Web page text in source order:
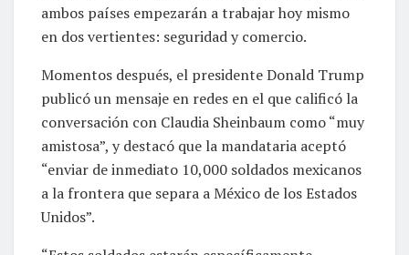
ambos países empezarán a trabajar hoy mismo
en dos vertientes: seguridad y comercio.
Momentos después, el presidente Donald Trump
publicó un mensaje en redes en el que calificó la
conversación con Claudia Sheinbaum como “muy
amistosa”, y destacó que la mandataria aceptó
“enviar de inmediato 10,000 soldados mexicanos
a la frontera que separa a México de los Estados
Unidos”.